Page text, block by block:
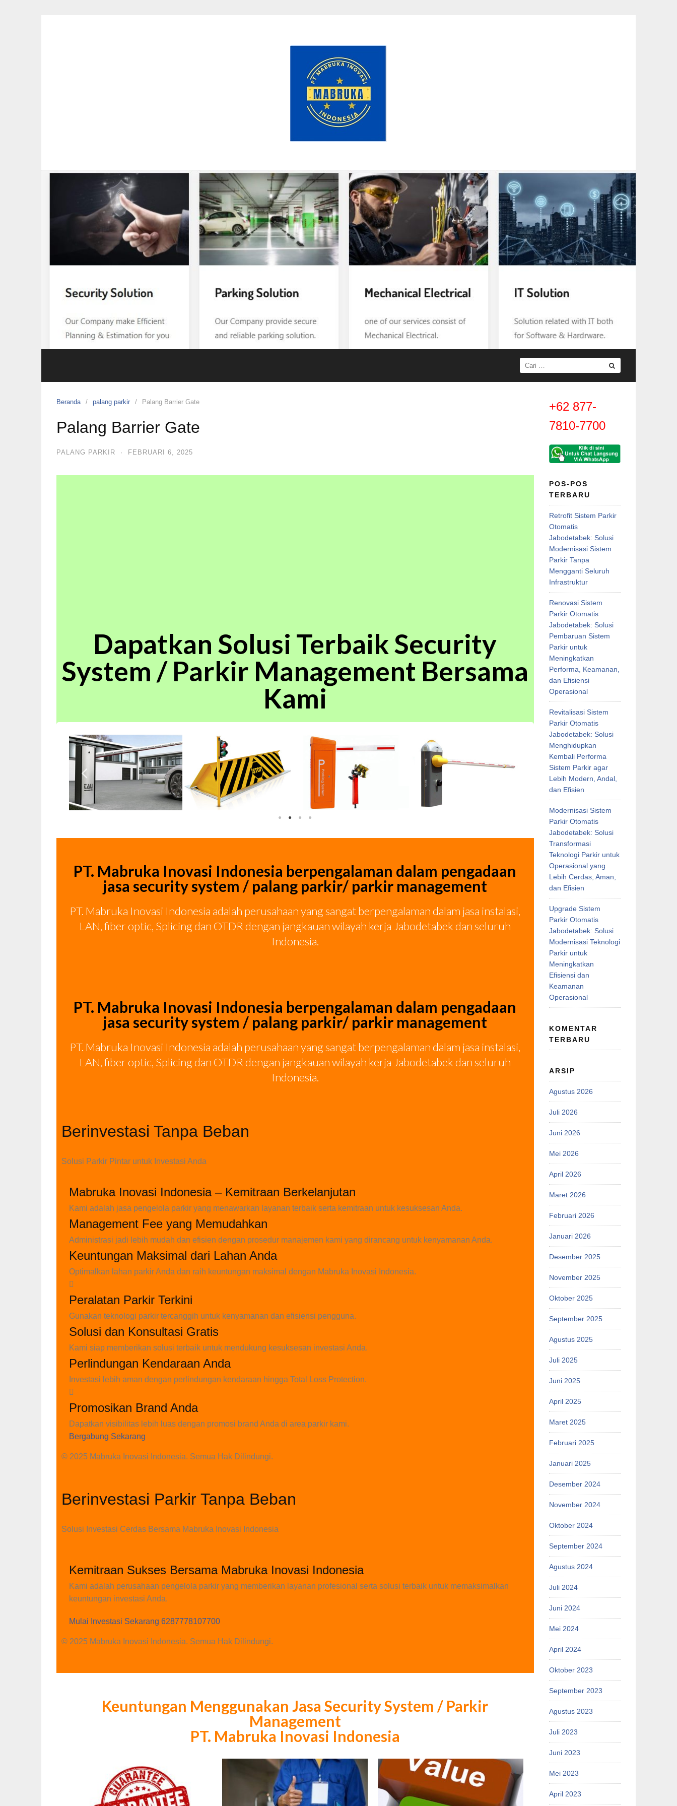
Beranda palang parkir Palang Barrier Gate
Palang Barrier Gate
PALANG PARKIR · FEBRUARI 6, 2025
Dapatkan Solusi Terbaik Security
System / Parkir Management Bersama
Kami
PT. Mabruka Inovasi Indonesia berpengalaman dalam pengadaan
jasa security system / palang parkir/ parkir management
PT. Mabruka Inovasi Indonesia adalah perusahaan yang sangat berpengalaman dalam jasa instalasi,
LAN, fiber optic, Splicing dan OTDR dengan jangkauan wilayah kerja Jabodetabek dan seluruh
Indonesia.
PT. Mabruka Inovasi Indonesia berpengalaman dalam pengadaan
jasa security system / palang parkir/ parkir management
PT. Mabruka Inovasi Indonesia adalah perusahaan yang sangat berpengalaman dalam jasa instalasi,
LAN, fiber optic, Splicing dan OTDR dengan jangkauan wilayah kerja Jabodetabek dan seluruh
Indonesia.
Berinvestasi Tanpa Beban
Solusi Parkir Pintar untuk Investasi Anda
Mabruka Inovasi Indonesia – Kemitraan Berkelanjutan
Kami adalah jasa pengelola parkir yang menawarkan layanan terbaik serta kemitraan untuk kesuksesan Anda.
Management Fee yang Memudahkan
Administrasi jadi lebih mudah dan efisien dengan prosedur manajemen kami yang dirancang untuk kenyamanan Anda.
Keuntungan Maksimal dari Lahan Anda
Optimalkan lahan parkir Anda dan raih keuntungan maksimal dengan Mabruka Inovasi Indonesia.
Peralatan Parkir Terkini
Gunakan teknologi parkir tercanggih untuk kenyamanan dan efisiensi pengguna.
Solusi dan Konsultasi Gratis
Kami siap memberikan solusi terbaik untuk mendukung kesuksesan investasi Anda.
Perlindungan Kendaraan Anda
Investasi lebih aman dengan perlindungan kendaraan hingga Total Loss Protection.
Promosikan Brand Anda
Dapatkan visibilitas lebih luas dengan promosi brand Anda di area parkir kami.
Bergabung Sekarang
© 2025 Mabruka Inovasi Indonesia. Semua Hak Dilindungi.
Berinvestasi Parkir Tanpa Beban
Solusi Investasi Cerdas Bersama Mabruka Inovasi Indonesia
Kemitraan Sukses Bersama Mabruka Inovasi Indonesia
Kami adalah perusahaan pengelola parkir yang memberikan layanan profesional serta solusi terbaik untuk memaksimalkan
keuntungan investasi Anda.
Mulai Investasi Sekarang 6287778107700
© 2025 Mabruka Inovasi Indonesia. Semua Hak Dilindungi.
Keuntungan Menggunakan Jasa Security System / Parkir
Management
PT. Mabruka Inovasi Indonesia
+62 877-
7810-7700
POS-POS
TERBARU
Retrofit Sistem Parkir
Otomatis
Jabodetabek: Solusi
Modernisasi Sistem
Parkir Tanpa
Mengganti Seluruh
Infrastruktur
Renovasi Sistem
Parkir Otomatis
Jabodetabek: Solusi
Pembaruan Sistem
Parkir untuk
Meningkatkan
Performa, Keamanan,
dan Efisiensi
Operasional
Revitalisasi Sistem
Parkir Otomatis
Jabodetabek: Solusi
Menghidupkan
Kembali Performa
Sistem Parkir agar
Lebih Modern, Andal,
dan Efisien
Modernisasi Sistem
Parkir Otomatis
Jabodetabek: Solusi
Transformasi
Teknologi Parkir untuk
Operasional yang
Lebih Cerdas, Aman,
dan Efisien
Upgrade Sistem
Parkir Otomatis
Jabodetabek: Solusi
Modernisasi Teknologi
Parkir untuk
Meningkatkan
Efisiensi dan
Keamanan
Operasional
KOMENTAR
TERBARU
ARSIP
Agustus 2026
Juli 2026
Juni 2026
Mei 2026
April 2026
Maret 2026
Februari 2026
Januari 2026
Desember 2025
November 2025
Oktober 2025
September 2025
Agustus 2025
Juli 2025
Juni 2025
April 2025
Maret 2025
Februari 2025
Januari 2025
Desember 2024
November 2024
Oktober 2024
September 2024
Agustus 2024
Juli 2024
Juni 2024
Mei 2024
April 2024
Oktober 2023
September 2023
Agustus 2023
Juli 2023
Juni 2023
Mei 2023
April 2023